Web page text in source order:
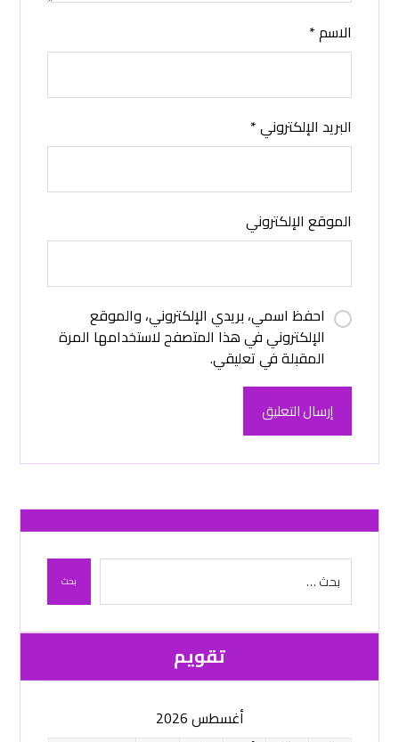
الاسم*
البريد الإلكتروني*
الموقع الإلكتروني
احفظ اسمي، بريدي الإلكتروني، والموقع
الإلكتروني في هذا المتصفح لاستخدامها المرة
المقبلة في تعليقي.
إرسال التعليق
بحث
تقویم
أغسطس 2026